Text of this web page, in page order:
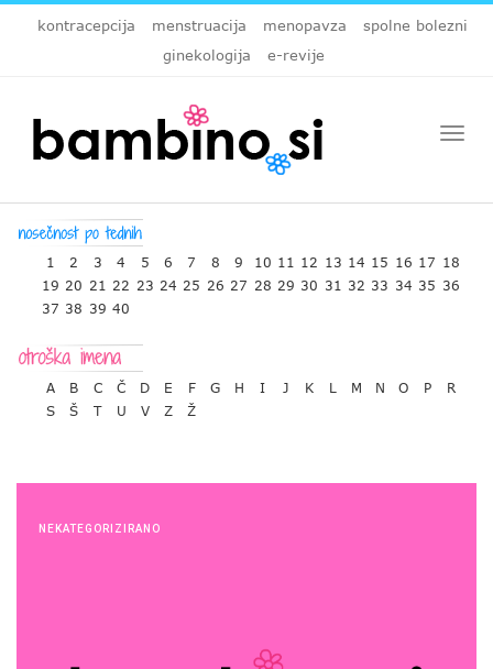
kontracepcija menstruacija menopavza
spolne bolezni
ginekologija
e-revije
1 2 3 4 5 6 7 8 9 10 11 12 13 14 15 16 17 18
19 20 21 22 23 24 25 26 27 28 29 30 31 32 33 34 35 36
37 38 39 40
A B C Č D E F G H I J K L M N O P
R
S
Š T U V Z Ž
NEKATEGORIZIRANO